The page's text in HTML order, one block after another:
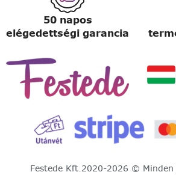
50 napos
elégedettségi garancia
Festede Kft.2020-2026 ©